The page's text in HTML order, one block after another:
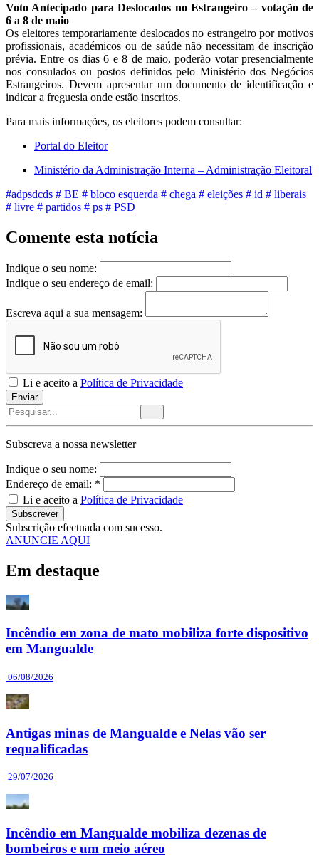
Voto Antecipado para Deslocados no Estrangeiro – votação de
6 a 8 de maio
Os eleitores temporariamente deslocados no estrangeiro por motivos
profissionais, académicos ou de saúde não necessitam de inscrição
prévia. Entre os dias 6 e 8 de maio, poderão votar presencialmente
nos consulados ou postos definidos pelo Ministério dos Negócios
Estrangeiros. Devem apresentar um documento de identificação e
indicar a freguesia onde estão inscritos.
Para mais informações, os eleitores podem consultar:
Portal do Eleitor
Ministério da Administração Interna – Administração Eleitoral
#adpsdcds # BE # bloco esquerda # chega # eleições # id # liberais
# livre # partidos # ps # PSD
Comente esta notícia
Indique o seu nome:
Indique o seu endereço de email:
Escreva aqui a sua mensagem:
Li e aceito a Política de Privacidade
Enviar
Subscreva a nossa newsletter
Indique o seu nome:
Endereço de email: *
Li e aceito a Política de Privacidade
Subscrever
Subscrição efectuada com sucesso.
ANUNCIE AQUI
Em destaque
Incêndio em zona de mato mobiliza forte dispositivo
em Mangualde
06/08/2026
Antigas minas de Mangualde e Nelas vão ser
requalificadas
29/07/2026
Incêndio em Mangualde mobiliza dezenas de
bombeiros e um meio aéreo